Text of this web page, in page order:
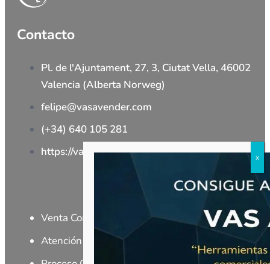
Contacto
Pl. de l'Ajuntament, 27, 3, Ciutat Vella, 46002
Valencia (Alberta Norweg)
felipe@vasavender.com
(+34) 640 105 281
https://vasavender.com/
Cursos
Venta Consultiva
Atención al Cliente
Negociación
Liderazgo